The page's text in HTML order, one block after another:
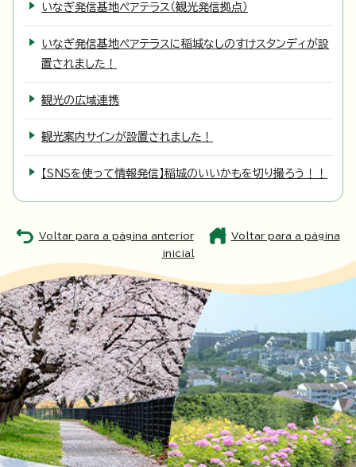
いなぎ発信基地ペアテラス（観光発信拠点）
いなぎ発信基地ペアテラスに稲城なしのすけスタンディが設
置されました！
観光の広域連携
観光案内サインが設置されました！
【SNSを使って情報発信】稲城のいいかもを切り撮ろう！！
Voltar para a página anterior
Voltar para a página
inicial